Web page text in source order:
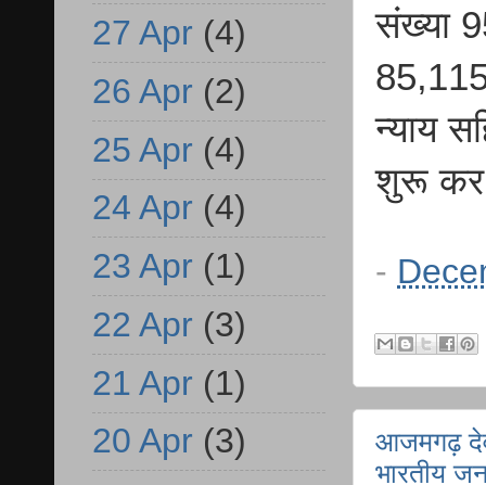
संख्या
न्याय
शुरू कर
-
आजमगढ़
भारतीय
27 Apr (4)
26 Apr (2)
25 Apr (4)
24 Apr (4)
23 Apr (1)
22 Apr (3)
21 Apr (1)
20 Apr (3)